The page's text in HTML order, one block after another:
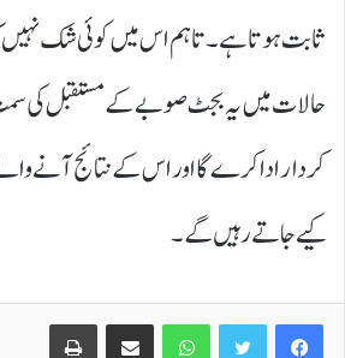
ثابت ہوتا ہے۔ تاہم اس میں کوئی شک
حالات میں یہ بجٹ صوبے کے مستقبل کی
کردار ادا کرے گا اور اس کے نتائج آنے
کیے جاتے رہیں گے۔
Facebook
Twitter
WhatsApp
Share via Email
Print